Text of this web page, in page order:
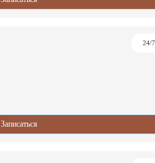
24/7
Записаться